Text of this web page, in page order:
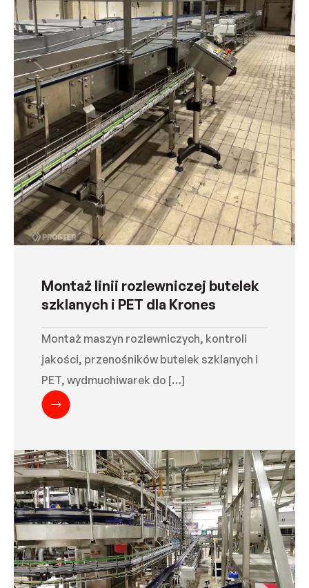
Montaż linii rozlewniczej butelek
szklanych i PET dla Krones
Montaż maszyn rozlewniczych, kontroli
jakości, przenośników butelek szklanych i
PET, wydmuchiwarek do […]